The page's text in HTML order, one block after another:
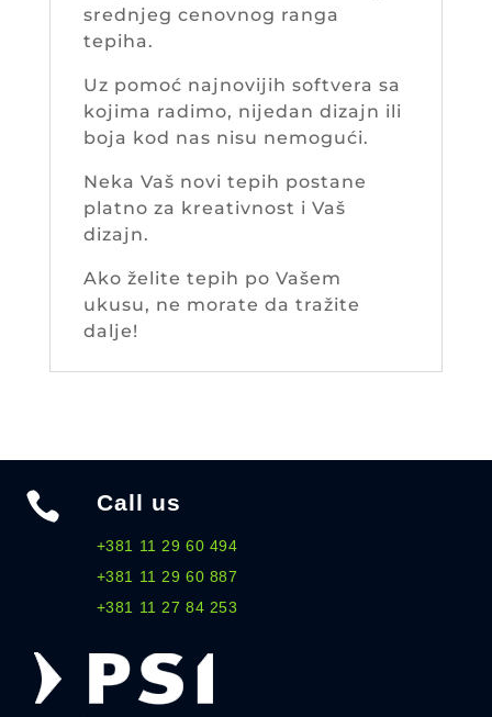
srednjeg cenovnog ranga
tepiha.
Uz pomoć najnovijih softvera sa
kojima radimo, nijedan dizajn ili
boja kod nas nisu nemogući.
Neka Vaš novi tepih postane
platno za kreativnost i Vaš
dizajn.
Ako želite tepih po Vašem
ukusu, ne morate da tražite
dalje!
 Call us
+381 11 29 60 494
+381 11 29 60 887
+381 11 27 84 253